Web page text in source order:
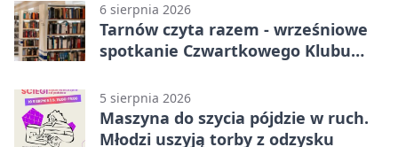
6 sierpnia 2026
Tarnów czyta razem - wrześniowe
spotkanie Czwartkowego Klubu
5 sierpnia 2026
Maszyna do szycia pójdzie w ruch.
Młodzi uszyją torby z odzysku